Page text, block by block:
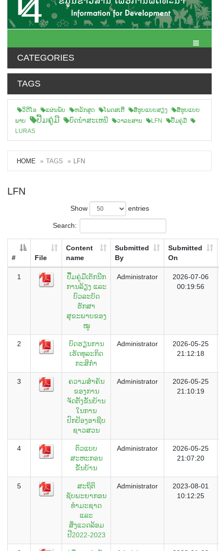
Toggle
CATEGORIES
TAGS
ວິດີໂອ ແຜ່ນພັບ ຫລັກສູດ ໂພດສເຕີ້ ສືຮູບແບບສຽງ
ສື່ຮູບແບບ
ພາບ
ປື້ມຄູ່ມື ບົດນຳສະເຫນີ ວາລະສານ LFN
ປື້ມຄູ່ມື
LURAS
HOME TAGS LFN
LFN
Show entries
Search:
# File
Content
name
Submitted
By
Submitted
On
1
ປື້ມຄູ່ມືເຕັກນີກ
ການລ້ຽງ ແລະ
ບົວລະບັດ
ຮັກສາ
ສຸຂະພາບຂອງ
ໝູ
Administrator
2026-07-06
00:19:56
2
ບົດຮຽນການ
ເຮັດທຸລະກິດ
ກະສິກໍາ
Administrator
2026-05-25
21:12:18
3
ຄວາມສຳຄັນ
ຂອງການ
ຈັດຕັ້ງຂັ້ນບ້ານ
ໃນການ
ປົກປ້ອງອາຊີບ
ຊາວສວນ
Administrator
2026-05-25
21:10:19
4
ຕົວແບບ
ສະຫະກອນ
ຂັ້ນບ້ານ
Administrator
2026-05-25
21:07:20
5
ສະຖິຕິ
ຊັບພະຍາກອນ
ທຳມະຊາດ
ແລະ
ສິ່ງແວດລ້ອມ
ປີ2022-2023
Administrator
2023-08-01
10:12:25